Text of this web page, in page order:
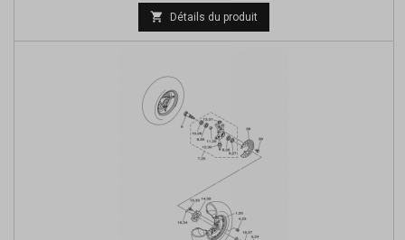
Prix
de
 Détails du produit